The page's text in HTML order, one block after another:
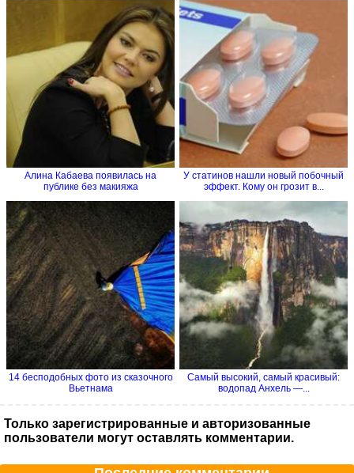
Алина Кабаева появилась на
публике без макияжа
У статинов нашли новый побочный
эффект. Кому он грозит в...
14 бесподобных фото из сказочного
Вьетнама
Самый высокий, самый красивый:
водопад Анхель —...
Только зарегистрированные и авторизованные
пользователи могут оставлять комментарии.